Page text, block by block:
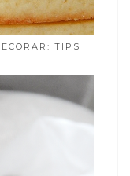
TIPS